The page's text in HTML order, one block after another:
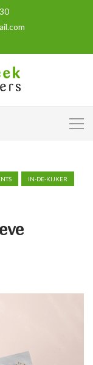
IN-DE-KIJKER